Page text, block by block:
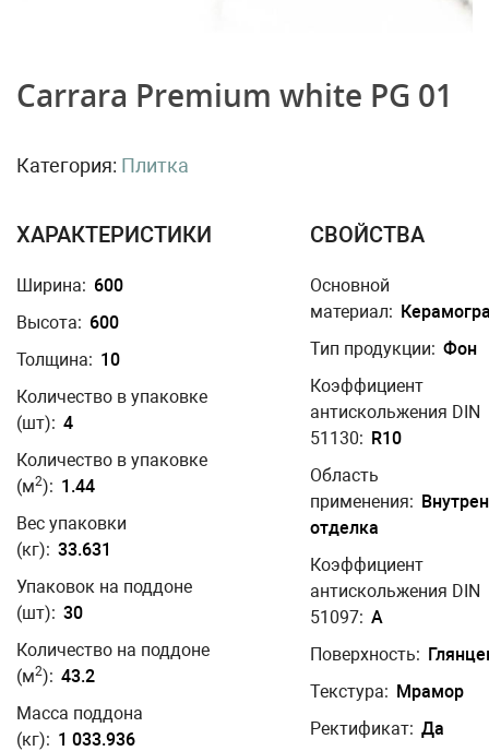
Carrara Premium white PG 01
Категория: Плитка
ХАРАКТЕРИСТИКИ
Ширина: 600
Высота: 600
Толщина: 10
Количество в упаковке
(шт): 4
Количество в упаковке
(м2): 1.44
Вес упаковки
(кг): 33.631
Упаковок на поддоне
(шт): 30
Количество на поддоне
(м2): 43.2
Масса поддона
(кг): 1 033.936
СВОЙСТВА
Основной
материал:
Тип продукции: Фон
Коэффициент
антискольжения DIN
51130: R10
Область
применения:
отделка
Коэффициент
антискольжения DIN
51097: A
Поверхность:
Текстура: Мрамор
Ректификат: Да